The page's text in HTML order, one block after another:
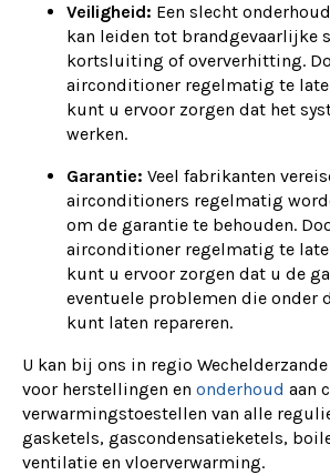
Veiligheid: Een slecht
kan leiden tot brandgevaarlijke
kortsluiting of oververhitting.
airconditioner regelmatig te
kunt u ervoor zorgen dat het
werken.
Garantie: Veel fabrikanten
airconditioners regelmatig
om de garantie te behouden.
airconditioner regelmatig te
kunt u ervoor zorgen dat u de
eventuele problemen die onder
kunt laten repareren.
U kan bij ons in regio
voor herstellingen en onderhoud aan
verwarmingstoestellen van alle
gasketels, gascondensatieketels,
ventilatie en vloerverwarming.